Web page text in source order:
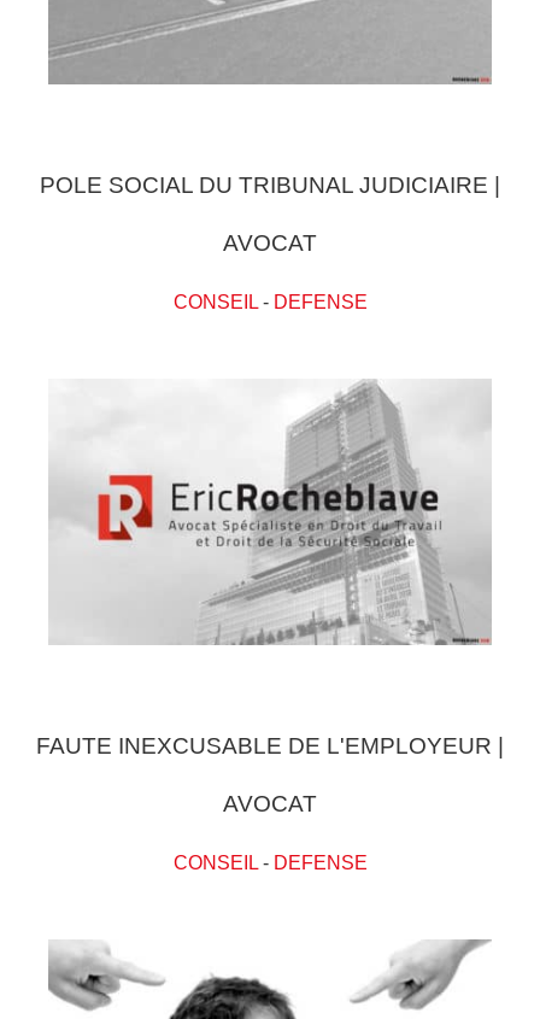
POLE SOCIAL DU TRIBUNAL JUDICIAIRE |
AVOCAT
CONSEIL- DEFENSE
FAUTE INEXCUSABLE DE L'EMPLOYEUR |
AVOCAT
CONSEIL- DEFENSE